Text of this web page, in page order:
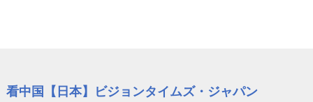
看中国【日本】ビジョンタイムズ・ジャパン